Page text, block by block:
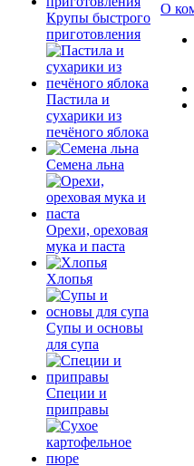
Крупы быстрого
приготовления
Пастила и
сухарики из
печёного яблока
Семена льна
Орехи, ореховая
мука и паста
Хлопья
Супы и основы
для супа
Специи и
приправы
О